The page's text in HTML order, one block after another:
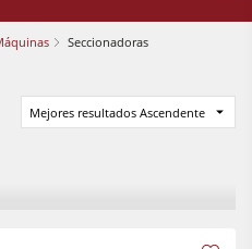
Seccionadoras
Mejores resultados Ascendente